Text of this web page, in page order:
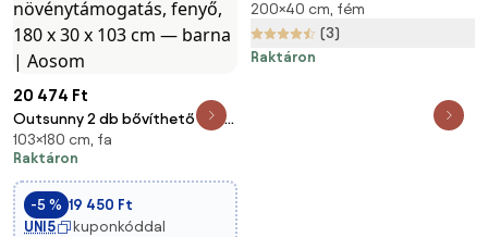
20 474 Ft
Outsunny 2 db bővíthető ollós
rács lábakkal — álló,
összecsukható kerti válaszfal
és növénytámogatás, fenyő,
180 x 30 x 103 cm — barna |
Aosom
103×180 cm, fa
Raktáron
-5 % 19 450 Ft
UNI5
kuponkóddal
Gardebruk
200×40 cm, fém
(3)
Raktáron